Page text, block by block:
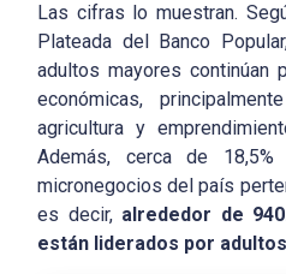
Las cifras lo muestran.
Plateada del Banco
adultos mayores continúan
económicas,
agricultura y
Además, cerca de
micronegocios del país
es decir, alrededor de
están liderados por